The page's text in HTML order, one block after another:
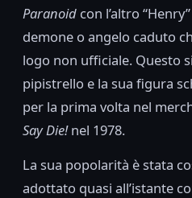
Paranoid con l’altro
demone o angelo caduto
logo non ufficiale. Questo
pipistrello e la sua figura
per la prima volta nel
Say Die!nel 1978.
La sua popolarità è stata
adottato quasi all’istante